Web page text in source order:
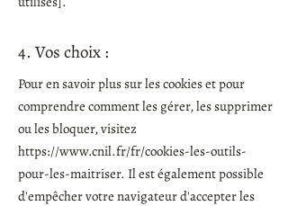
4. Vos choix :
Pour en savoir plus sur les cookies et pour
comprendre comment les gérer, les supprimer
ou les bloquer, visitez
https://www.cnil.fr/fr/cookies-les-outils-
pour-les-maitriser. Il est également possible
d'empêcher votre navigateur d'accepter les